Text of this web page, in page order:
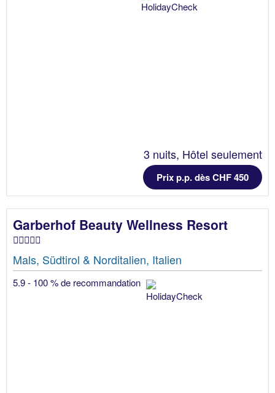
3 nuits, Hôtel seulement
Prix p.p. dès CHF 450
Garberhof Beauty Wellness Resort
Mals, Südtirol & Norditalien, Italien
5.9 - 100 % de recommandation